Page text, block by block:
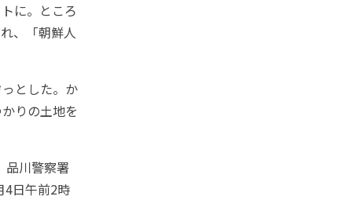
に。ところ
、「朝鮮人
とした。か
りの土地を
品川警察署
4日午前2時